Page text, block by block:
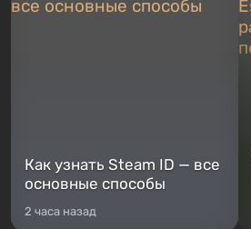
Как узнать Steam ID — все
основные способы
2 часа назад